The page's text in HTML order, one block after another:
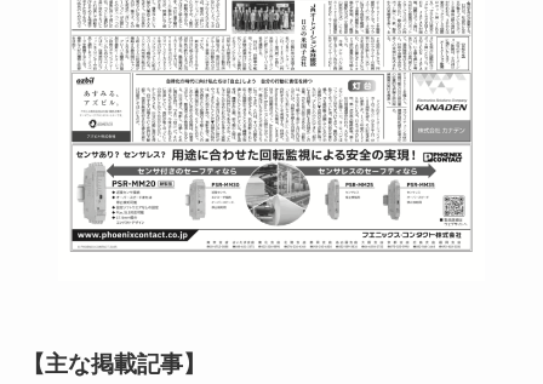
【主な掲載記事】